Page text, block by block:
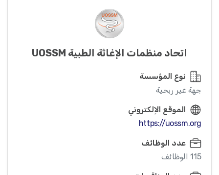
اتحاد منظمات الإغاثة الطبية UOSSM
نوع المؤسسة
جهة غير ربحية
الموقع الإلكتروني
https://uossm.org
عدد الوظائف
115 الوظائف